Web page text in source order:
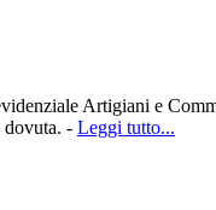
Artigiani e
dovuta. - Leggi tutto...